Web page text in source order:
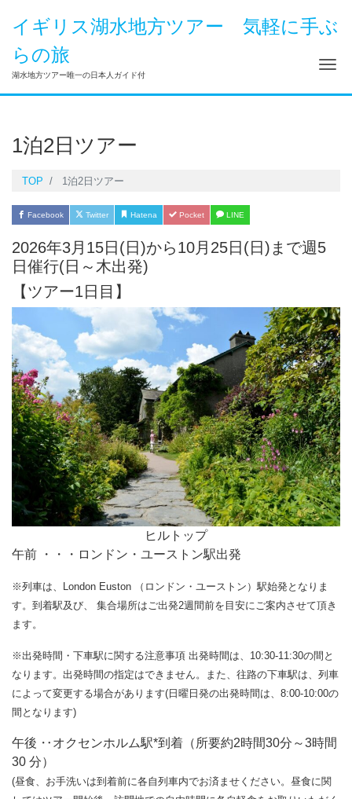
イギリス湖水地方ツアー 気軽に手ぶ
らの旅
湖水地方ツアー唯一の日本人ガイド付
1泊2日ツアー
TOP 1泊2日ツアー
Facebook Twitter Hatena Pocket LINE
2026年3月15日(日)から10月25日(日)まで週5
日催行(日～木出発)
【ツアー1日目】
ヒルトップ
午前 ・・・ロンドン・ユーストン駅出発
※列車は、London Euston （ロンドン・ユーストン）駅始発となりま
す。到着駅及び、 集合場所はご出発2週間前を目安にご案内させて頂き
ます。
※出発時間・下車駅に関する注意事項 出発時間は、10:30-11:30の間と
なります。出発時間の指定はできません。また、往路の下車駅は、列車
によって変更する場合があります(日曜日発の出発時間は、8:00-10:00の
間となります)
午後 ‥オクセンホルム駅*到着（所要約2時間30分～3時間
30 分）
(昼食、お手洗いは到着前に各自列車内でお済ませください。昼食に関